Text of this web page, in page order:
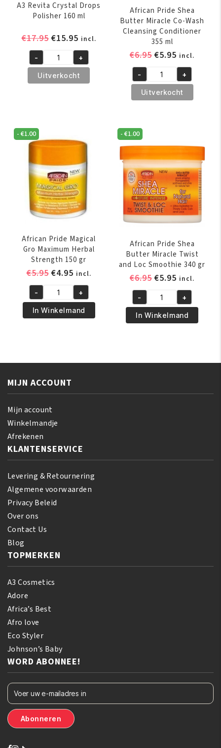
A3 Revita Crystal Drops
Polisher 160 ml
€17.95 Oorspronkelijke
was:
€17.95.
€15.95Huidige
prijs
is:
€15.95.
incl.
A3
Revita
Crystal
ml
aantal
- +
Uitverkocht
African Pride Shea
Butter Miracle Co-Wash
Cleansing Conditioner
355 ml
€6.95
was:
€6.95.
€5.95 Huidige
prijs
is:
€5.95.
incl.
African
Pride
Shea
Miracle
Co-
Wash
Cleansing
Conditioner
355
ml
aantal
- +
Uitverkocht
-€1.00
African Pride Magical
Gro Maximum Herbal
Strength 150 gr
€5.95 Oorspronkelijke
was:
€5.95.
€4.95Huidige
prijs
is:
€4.95.
incl.
African
Pride
Magical
150
gr
aantal
- +
In Winkelmand
-€1.00
African Pride Shea
Butter Miracle Twist
and Loc Smoothie 340 gr
€6.95
was:
€6.95.
€5.95 Huidige
prijs
is:
€5.95.
incl.
African
Pride
Shea
Twist
Smoothie
- +
In Winkelmand
MIJN ACCOUNT
Mijn account
Winkelmandje
Afrekenen
KLANTENSERVICE
Levering & Retournering
Algemene voorwaarden
Privacy Beleid
Over ons
Contact Us
Blog
TOPMERKEN
A3 Cosmetics
Adore
Africa’s Best
Afro love
Eco Styler
Johnson’s Baby
WORD ABONNEE!